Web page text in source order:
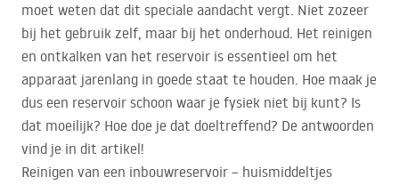
moet weten dat dit speciale aandacht vergt. Niet zozeer
bij het gebruik zelf, maar bij het onderhoud. Het reinigen
en ontkalken van het reservoir is essentieel om het
apparaat jarenlang in goede staat te houden. Hoe maak je
dus een reservoir schoon waar je fysiek niet bij kunt? Is
dat moeilijk? Hoe doe je dat doeltreffend? De antwoorden
vind je in dit artikel!
Reinigen van een inbouwreservoir – huismiddeltjes